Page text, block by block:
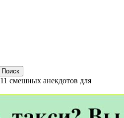
11 смешных анекдотов для